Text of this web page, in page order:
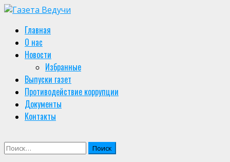
Skip
content
Primary
Menu
Главная
О нас
Новости
Избранные
Выпуски газет
Противодействие коррупции
Документы
Контакты
Найти: